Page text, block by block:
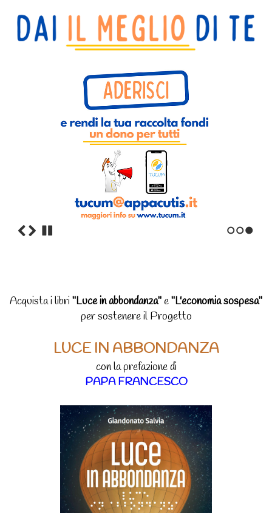
Acquista i libri "Luce in abbondanza"e"L'economia sospesa"
per sostenere il Progetto
LUCE IN ABBONDANZA
con la prefazione di
PAPA FRANCESCO